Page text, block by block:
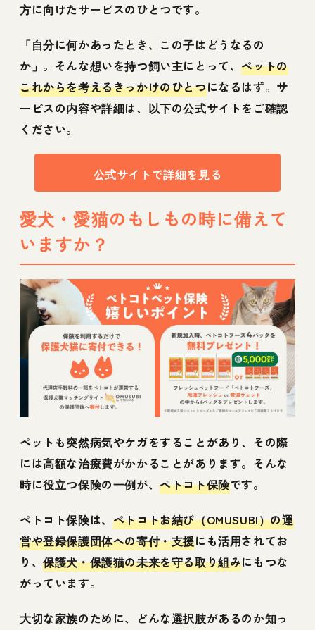
方に向けたサービスのひとつです。
「自分に何かあったとき、この子はどうなるの
か」。そんな想いを持つ飼い主にとって、ペットの
これからを考えるきっかけのひとつになるはず。サ
ービスの内容や詳細は、以下の公式サイトをご確認
ください。
公式サイトで詳細を見る
愛犬・愛猫のもしもの時に備えて
いますか？
ペットも突然病気やケガをすることがあり、その際
には高額な治療費がかかることがあります。そんな
時に役立つ保険の一例が、ペトコト保険です。
ペトコト保険は、 ペトコトお結び（OMUSUBI）の運
営や登録保護団体への寄付・支援にも活用されてお
り、保護犬・保護猫の未来を守る取り組みにもつな
がっています。
大切な家族のために、どんな選択肢があるのか知っ